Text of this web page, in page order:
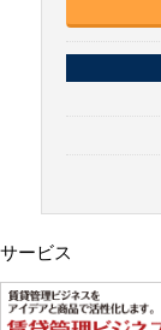
サービス